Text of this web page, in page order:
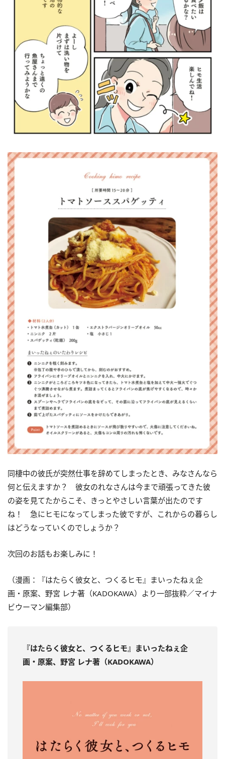
同棲中の彼氏が突然仕事を辞めてしまったとき、みなさんなら
何と伝えますか？ 彼女のれなさんは今まで頑張ってきた彼
の姿を見てたからこそ、きっとやさしい言葉が出たのです
ね！ 急にヒモになってしまった彼ですが、これからの暮らし
はどうなっていくのでしょうか？
次回のお話もお楽しみに！
（漫画：『はたらく彼女と、つくるヒモ』まいったねぇ企
画・原案、野宮 レナ著（KADOKAWA）より一部抜粋／マイナ
ビウーマン編集部）
『はたらく彼女と、つくるヒモ』まいったねぇ企
画・原案、野宮 レナ著（KADOKAWA）